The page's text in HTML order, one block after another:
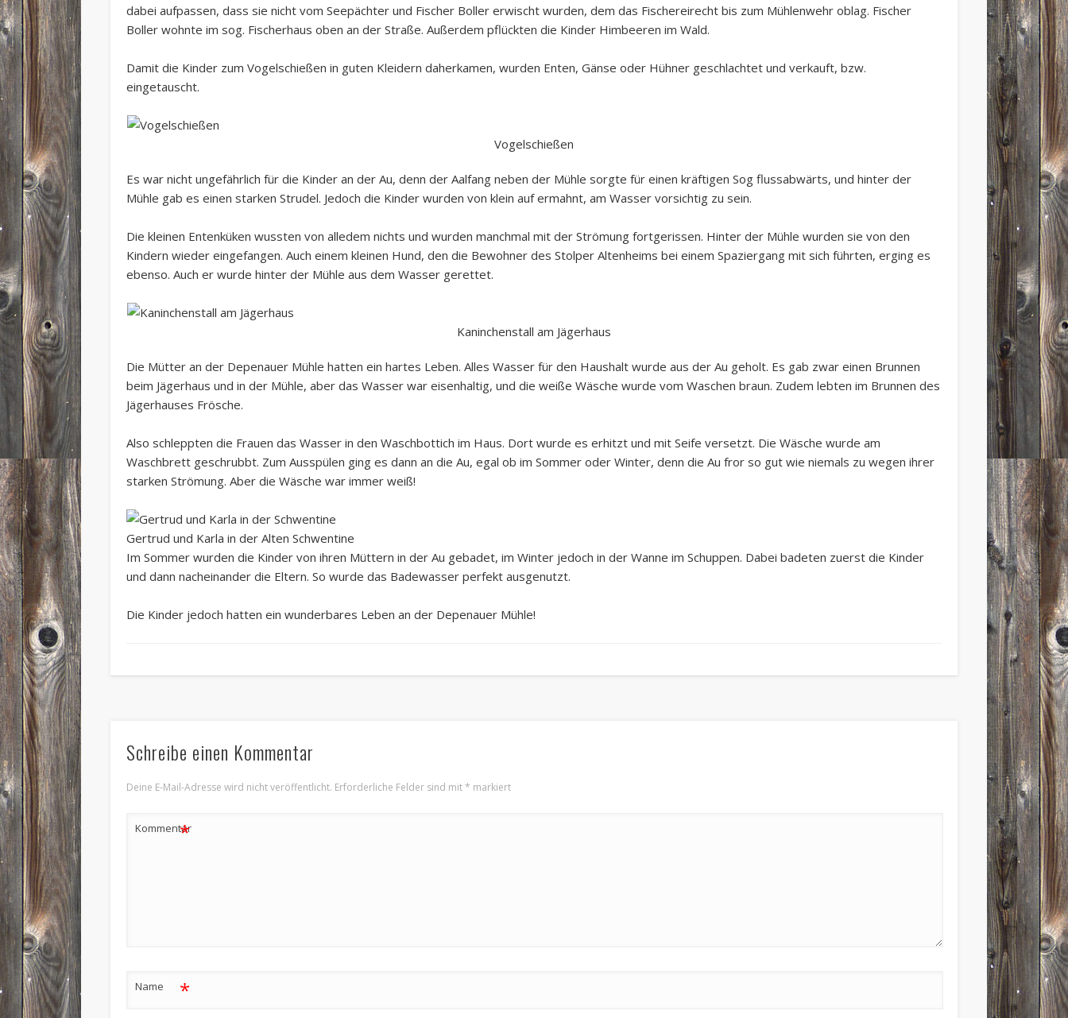
dabei aufpassen, dass sie nicht vom Seepächter und Fischer Boller erwischt wurden, dem das Fischereirecht bis zum Mühlenwehr oblag. Fischer
Boller wohnte im sog. Fischerhaus oben an der Straße. Außerdem pflückten die Kinder Himbeeren im Wald.
Damit die Kinder zum Vogelschießen in guten Kleidern daherkamen, wurden Enten, Gänse oder Hühner geschlachtet und verkauft, bzw.
eingetauscht.
Vogelschießen
Es war nicht ungefährlich für die Kinder an der Au, denn der Aalfang neben der Mühle sorgte für einen kräftigen Sog flussabwärts, und hinter der
Mühle gab es einen starken Strudel. Jedoch die Kinder wurden von klein auf ermahnt, am Wasser vorsichtig zu sein.
Die kleinen Entenküken wussten von alledem nichts und wurden manchmal mit der Strömung fortgerissen. Hinter der Mühle wurden sie von den
Kindern wieder eingefangen. Auch einem kleinen Hund, den die Bewohner des Stolper Altenheims bei einem Spaziergang mit sich führten, erging es
ebenso. Auch er wurde hinter der Mühle aus dem Wasser gerettet.
Kaninchenstall am Jägerhaus
Die Mütter an der Depenauer Mühle hatten ein hartes Leben. Alles Wasser für den Haushalt wurde aus der Au geholt. Es gab zwar einen Brunnen
beim Jägerhaus und in der Mühle, aber das Wasser war eisenhaltig, und die weiße Wäsche wurde vom Waschen braun. Zudem lebten im Brunnen des
Jägerhauses Frösche.
Also schleppten die Frauen das Wasser in den Waschbottich im Haus. Dort wurde es erhitzt und mit Seife versetzt. Die Wäsche wurde am
Waschbrett geschrubbt. Zum Ausspülen ging es dann an die Au, egal ob im Sommer oder Winter, denn die Au fror so gut wie niemals zu wegen ihrer
starken Strömung. Aber die Wäsche war immer weiß!
Gertrud und Karla in der Alten Schwentine
Im Sommer wurden die Kinder von ihren Müttern in der Au gebadet, im Winter jedoch in der Wanne im Schuppen. Dabei badeten zuerst die Kinder
und dann nacheinander die Eltern. So wurde das Badewasser perfekt ausgenutzt.
Die Kinder jedoch hatten ein wunderbares Leben an der Depenauer Mühle!
Schreibe einen Kommentar
Deine E-Mail-Adresse wird nicht veröffentlicht. Erforderliche Felder sind mit* markiert
Kommentar
*
Name *